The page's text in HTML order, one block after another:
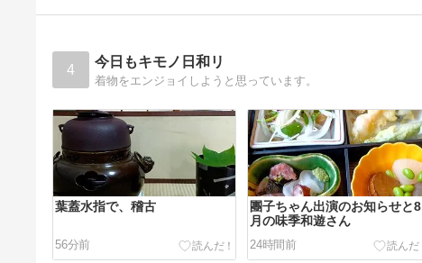
4 今日もキモノ日和リ
着物をエンジョイしようと思っています。
葉蓋水指で、稽古
56分前
團子ちゃん出演のお知らせと8
月の味季和遊さん
24時間前